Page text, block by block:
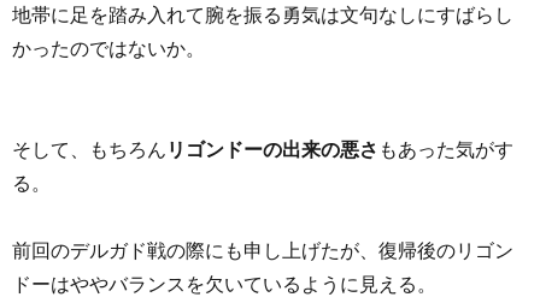
地帯に足を踏み入れて腕を振る勇気は文句なしにすばらし
かったのではないか。
そして、もちろん リゴンドーの出来の悪さ もあった気がす
る。
前回のデルガド戦の際にも申し上げたが、復帰後のリゴン
ドーはややバランスを欠いているように見える。